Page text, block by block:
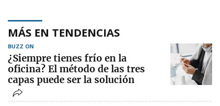
MÁS EN TENDENCIAS
BUZZ ON
¿Siempre tienes frío en la
oficina? El método de las tres
capas puede ser la solución